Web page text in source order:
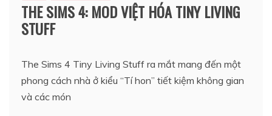
THE SIMS 4: MOD VIỆT HÓA TINY LIVING
STUFF
The Sims 4 Tiny Living Stuff ra mắt mang đến một
phong cách nhà ở kiểu “Tí hon” tiết kiệm không gian
và các món